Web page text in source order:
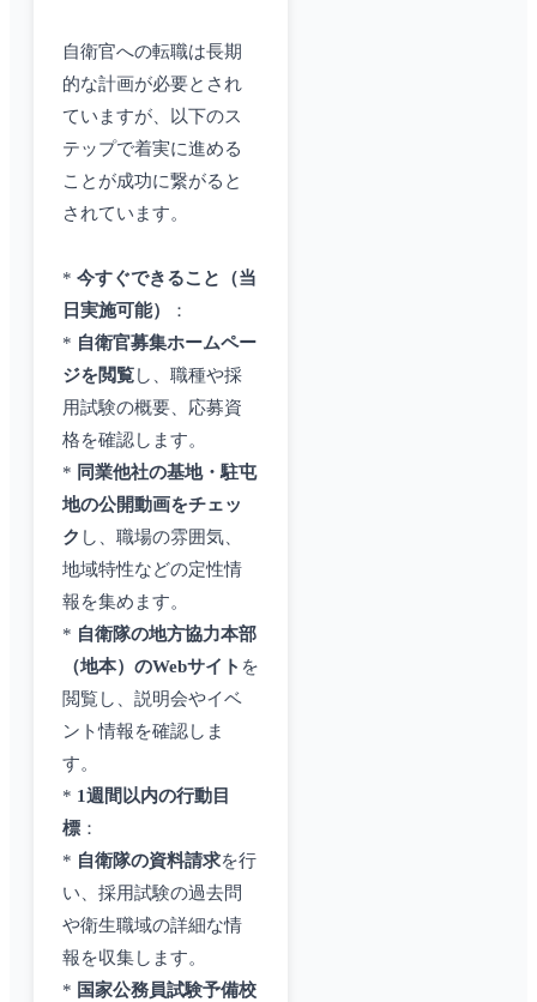
自衛官への転職は長期
的な計画が必要とされ
ていますが、以下のス
テップで着実に進める
ことが成功に繋がると
されています。
* 今すぐできること（当
日実施可能）
：
* 自衛官募集ホームペー
ジを閲覧し、職種や採
用試験の概要、応募資
格を確認します。
* 同業他社の基地・駐屯
地の公開動画をチェッ
ク し、職場の雰囲気、
地域特性などの定性情
報を集めます。
* 自衛隊の地方協力本部
（地本）のWebサイト を
閲覧し、説明会やイベ
ント情報を確認しま
す。
* 1週間以内の行動目
標 ：
* 自衛隊の資料請求を行
い、採用試験の過去問
や衛生職域の詳細な情
報を収集します。
* 国家公務員試験予備校